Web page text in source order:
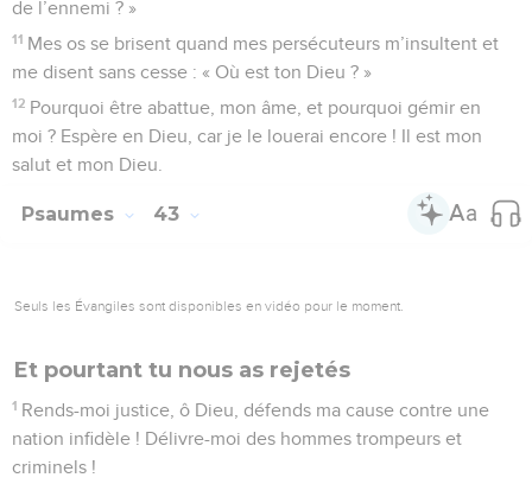
qui cherchent à m’enlever la vie ! Qu’ils reculent et
rougissent, ceux qui désirent ma perte !
16 Qu’ils soient pétrifiés de honte, ceux qui me disent : « Ha !
ha ! »
17 Que tous ceux qui te cherchent soient dans l’allégresse et
se réjouissent en toi ! Que ceux qui aiment ton salut disent
Seuls les Évangiles sont disponibles en vidéo pour le moment.